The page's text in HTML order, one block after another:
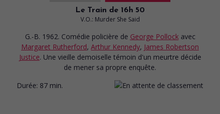
Le Train de 16h 50
V.O.: Murder She Said
G.-B. 1962. Comédie policière de George Pollock avec
Margaret Rutherford, Arthur Kennedy, James Robertson
Justice. Une vieille demoiselle témoin d'un meurtre décide
de mener sa propre enquête.
Durée: 87 min.